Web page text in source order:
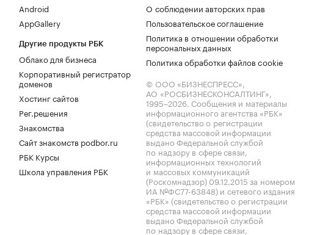
Android
AppGallery
Другие продукты РБК
Облако для бизнеса
Корпоративный регистратор
доменов
Хостинг сайтов
Рег.решения
Знакомства
Сайт знакомств podbor.ru
РБК Курсы
Школа управления РБК
О соблюдении авторских прав
Пользовательское соглашение
Политика в отношении обработки
персональных данных
Политика обработки файлов cookie
© ООО «БИЗНЕСПРЕСС»,
АО «РОСБИЗНЕСКОНСАЛТИНГ»,
1995–2026. Сообщения и материалы
информационного агентства «РБК»
(свидетельство о регистрации
средства массовой информации
выдано Федеральной службой
по надзору в сфере связи,
информационных технологий
и массовых коммуникаций
(Роскомнадзор) 09.12.2015 за номером
ИА №ФС77-63848) и сетевого издания
«РБК» (свидетельство о регистрации
средства массовой информации
выдано Федеральной службой
по надзору в сфере связи,